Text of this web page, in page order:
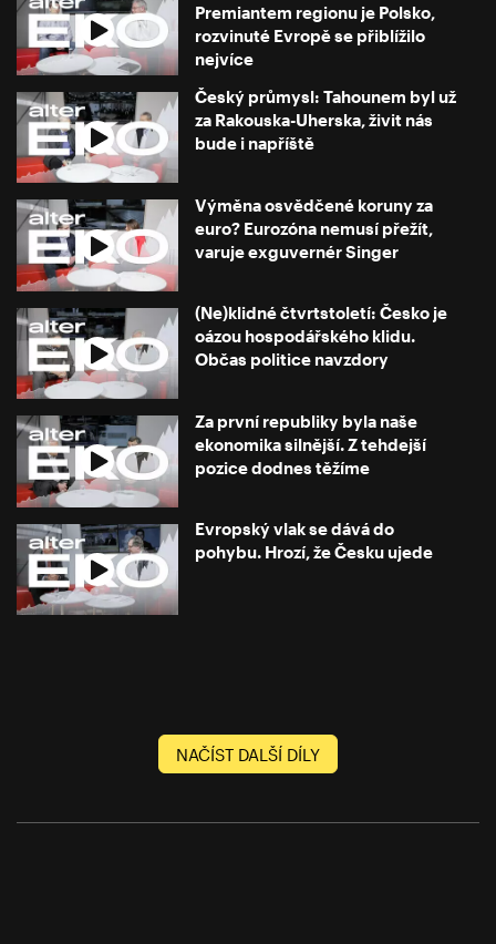
Premiantem regionu je Polsko,
rozvinuté Evropě se přiblížilo
nejvíce
Český průmysl: Tahounem byl už
za Rakouska-Uherska, živit nás
bude i napříště
Výměna osvědčené koruny za
euro? Eurozóna nemusí přežít,
varuje exguvernér Singer
(Ne)klidné čtvrtstoletí: Česko je
oázou hospodářského klidu.
Občas politice navzdory
Za první republiky byla naše
ekonomika silnější. Z tehdejší
pozice dodnes těžíme
Evropský vlak se dává do
pohybu. Hrozí, že Česku ujede
NAČÍST DALŠÍ DÍLY